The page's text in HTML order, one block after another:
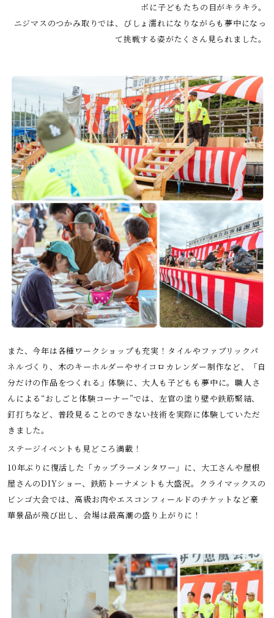
ボに子どもたちの目がキラキラ。
ニジマスのつかみ取りでは、びしょ濡れになりながらも夢中になっ
て挑戦する姿がたくさん見られました。
また、今年は各種ワークショップも充実！タイルやファブリックパ
ネルづくり、木のキーホルダーやサイコロカレンダー制作など、「自
分だけの作品をつくれる」体験に、大人も子どもも夢中に。職人さ
んによる“おしごと体験コーナー”では、左官の塗り壁や鉄筋緊結、
釘打ちなど、普段見ることのできない技術を実際に体験していただ
きました。
ステージイベントも見どころ満載！
10年ぶりに復活した「カップラーメンタワー」に、大工さんや屋根
屋さんのDIYショー、鉄筋トーナメントも大盛況。クライマックスの
ビンゴ大会では、高級お肉やエスコンフィールドのチケットなど豪
華景品が飛び出し、会場は最高潮の盛り上がりに！